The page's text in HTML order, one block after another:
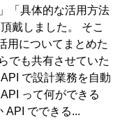
「具体的な活用方法
戴しました。 そこ
用についてまとめた
でも共有させていた
で設計業務を自動
って何ができる
API でできる...